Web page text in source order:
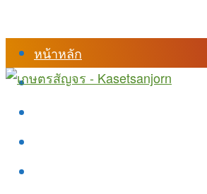
หน้าหลัก
ร้านค้า